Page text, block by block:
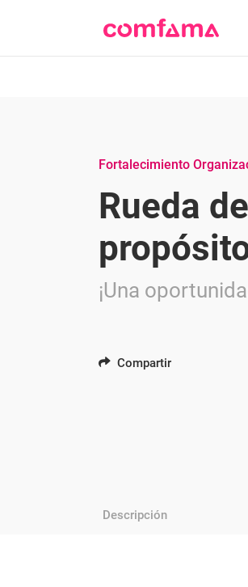
Fortalecimiento
Rueda
¡Una
Compartir
Descripción